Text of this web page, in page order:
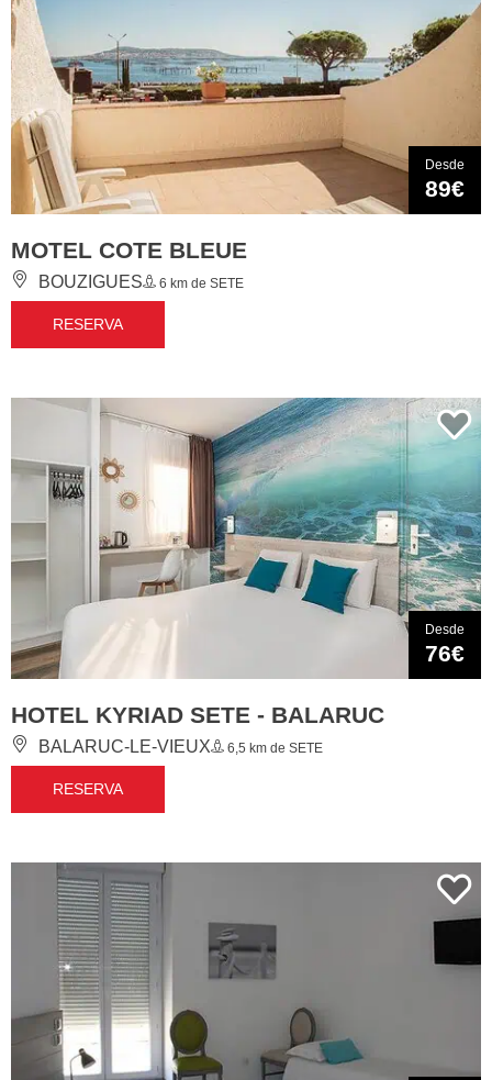
Desde
89€
MOTEL COTE BLEUE
BOUZIGUES 6 km de SETE
RESERVA
Desde
76€
HOTEL KYRIAD SETE - BALARUC
BALARUC-LE-VIEUX 6,5 km de SETE
RESERVA